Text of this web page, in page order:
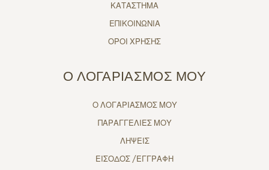
ΚΑΤΑΣΤΗΜΑ
ΕΠΙΚΟΙΝΩΝΙΑ
ΟΡΟΙ ΧΡΗΣΗΣ
Ο ΛΟΓΑΡΙΑΣΜΟΣ ΜΟΥ
Ο ΛΟΓΑΡΙΑΣΜΟΣ ΜΟΥ
ΠΑΡΑΓΓΕΛΙΕΣ ΜΟΥ
ΛΗΨΕΙΣ
ΕΙΣΟΔΟΣ /ΕΓΓΡΑΦΗ